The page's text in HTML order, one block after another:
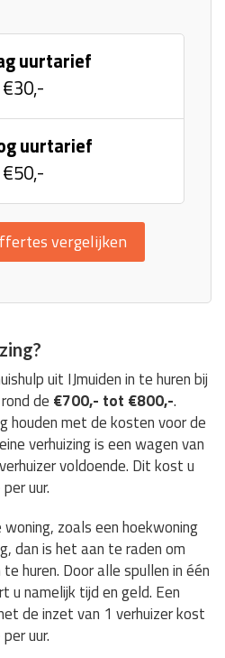
uurtarief
€30,-
uurtarief
€50,-
vergelijken
uit IJmuiden in te huren bij
de €700,- tot €800,-.
houden met de kosten voor de
verhuizing is een wagen van
voldoende. Dit kost u
per uur.
zoals een hoekwoning
dan is het aan te raden om
huren. Door alle spullen in één
u namelijk tijd en geld. Een
de inzet van 1 verhuizer kost
per uur.